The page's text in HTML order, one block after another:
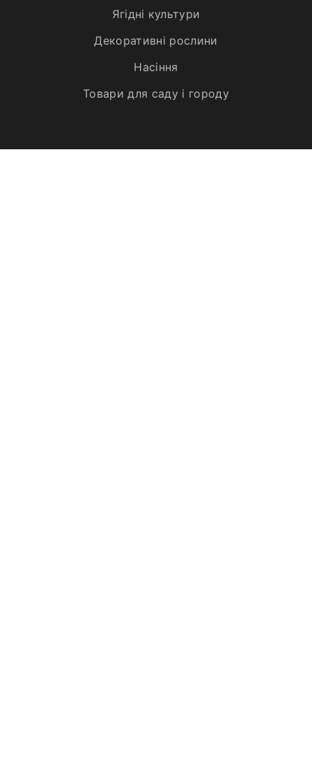
Ягідні культури
Декоративні рослини
Насіння
Товари для саду і городу